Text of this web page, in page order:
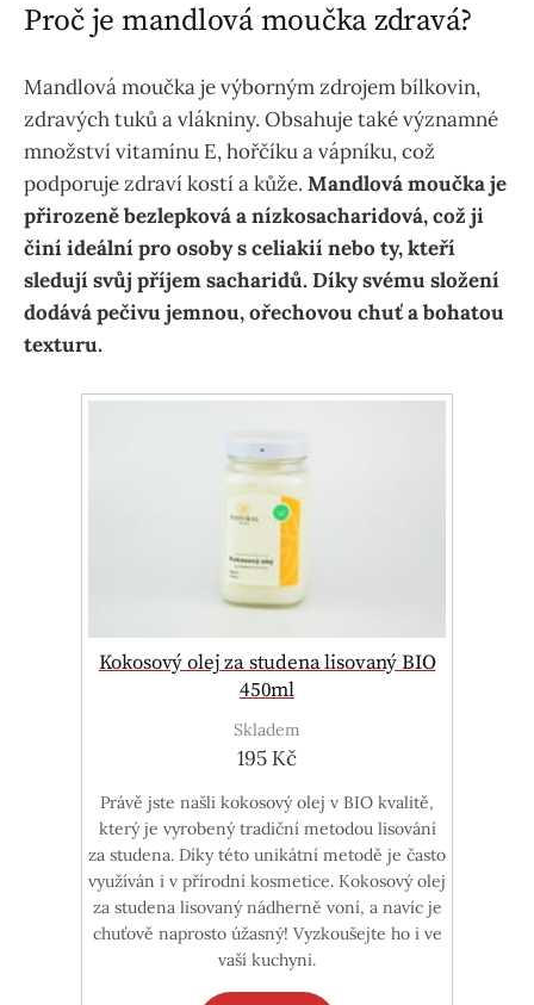
Proč je mandlová moučka zdravá?
Mandlová moučka je výborným zdrojem bílkovin,
zdravých tuků a vlákniny. Obsahuje také významné
množství vitamínu E, hořčíku a vápníku, což
podporuje zdraví kostí a kůže. Mandlová moučka je
přirozeně bezlepková a nízkosacharidová, což ji
činí ideální pro osoby s celiakií nebo ty, kteří
sledují svůj příjem sacharidů. Díky svému složení
dodává pečivu jemnou, ořechovou chuť a bohatou
texturu.
Kokosový olej za studena lisovaný BIO
450ml
Skladem
195 Kč
Právě jste našli kokosový olej v BIO kvalitě,
který je vyrobený tradiční metodou lisování
za studena. Díky této unikátní metodě je často
využíván i v přírodní kosmetice. Kokosový olej
za studena lisovaný nádherně voní, a navíc je
chuťově naprosto úžasný! Vyzkoušejte ho i ve
vaší kuchyni.